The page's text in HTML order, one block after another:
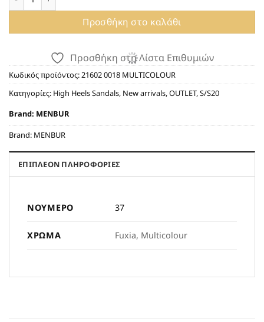
Προσθήκη στο καλάθι
Προσθήκη στη Λίστα Επιθυμιών
Κωδικός προϊόντος:21602 0018 MULTICOLOUR
Κατηγορίες: High Heels Sandals, New arrivals,OUTLET,S/S20
Brand: MENBUR
Brand: MENBUR
ΕΠΙΠΛΈΟΝ ΠΛΗΡΟΦΟΡΊΕΣ
ΝΟΎΜΕΡΟ 37
ΧΡΏΜΑ Fuxia, Multicolour